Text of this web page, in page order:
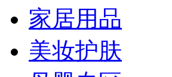
家居用品
美妆护肤